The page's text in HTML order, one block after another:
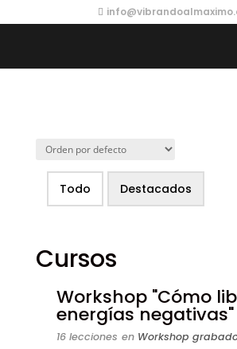
Todo Destacados
Cursos
Workshop "Cómo
energías negativas"
16 lecciones en Workshop